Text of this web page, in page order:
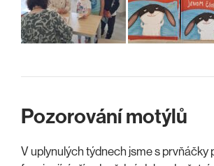
Pozorování motýlů
V uplynulých týdnech jsme s prvňáčky